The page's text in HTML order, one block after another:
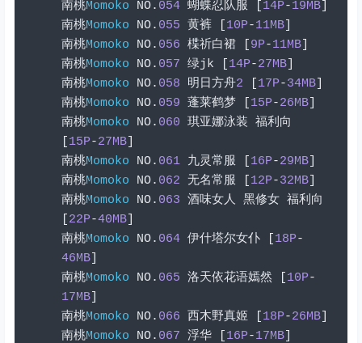
南桃Momoko NO. 054 蝴蝶忍队服 14P-19MB]
南桃Momoko NO. 055 黄裤 10P-11MB]
南桃Momoko NO. 056 楪祈白裙 9P-11MB]
南桃Momoko NO. 057 绿jk 14P-27MB]
南桃Momoko NO. 058 明日方舟2 17P-34MB]
南桃Momoko NO. 059 蓬莱鹤梦 15P-26MB]
南桃Momoko NO. 060 琪亚娜泳装 福利向
15P-27MB]
南桃Momoko NO. 061 九灵常服 16P-29MB]
南桃Momoko NO. 062 无名常服 12P-32MB]
南桃Momoko NO. 063 酒味女人 黑修女 福利向
22P-40MB]
南桃Momoko NO. 064 伊什塔尔女仆 18P-
46MB]
南桃Momoko NO. 065 洛天依花语嫣然 10P-
17MB]
南桃Momoko NO. 066 西木野真姬 18P-26MB]
南桃Momoko NO. 067 浮华 16P-17MB]